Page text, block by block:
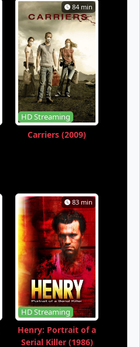
84 min
HD Streaming
Carriers (2009)
83 min
HD Streaming
Henry: Portrait of a
Serial Killer (1986)